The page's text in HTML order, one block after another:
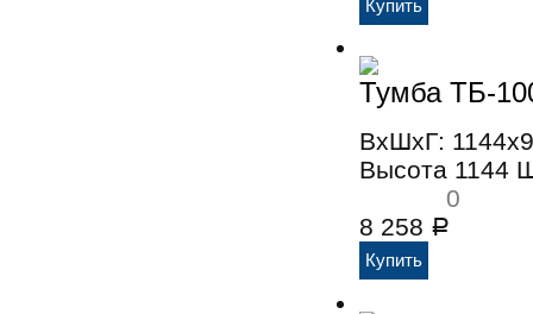
Тумба ТБ-
ВхШхГ:
Высота 1144
0
8 258 Р